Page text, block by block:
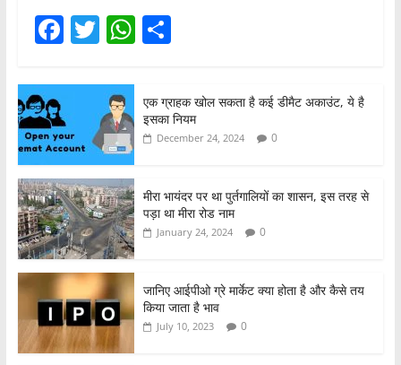
F
c
e
b
o
o
k
T
itt
er
W
s
A
p
S
e
एक ग्राहक खोल सकता है कई डीमैट अकाउंट, ये है
इसका नियम
December 24, 2024 0
मीरा भायंदर पर था पुर्तगालियों का शासन, इस तरह से
पड़ा था मीरा रोड नाम
January 24, 2024 0
जानिए आईपीओ ग्रे मार्केट क्या होता है और कैसे तय
किया जाता है भाव
July 10, 2023 0